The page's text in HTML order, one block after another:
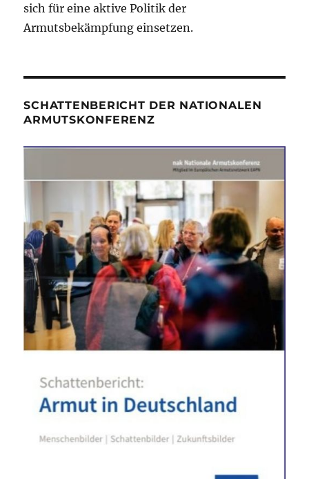
sich für eine aktive Politik der
Armutsbekämpfung einsetzen.
SCHATTENBERICHT DER NATIONALEN
ARMUTSKONFERENZ